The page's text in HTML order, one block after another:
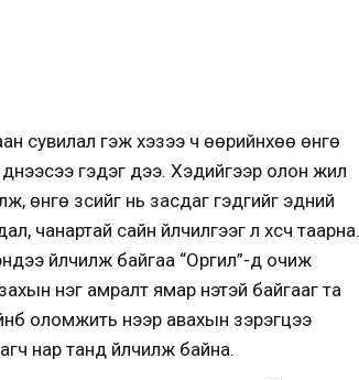
сувилал гэж хэзээ ч өөрийнхөө өнгө
гэдэг дээ. Хэдийгээр олон жил
өнгө зүсийг нь засдаг гэдгийг эдний
чанартай сайн үйлчилгээг л хүсч таарна.
үйлчилж байгаа “Оргил”-д очиж
захын нэг амралт ямар үнэтэй байгааг та
оломжить үнээр авахын зэрэгцээ
нар танд үйлчилж байна.